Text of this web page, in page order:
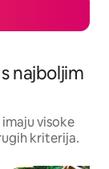
najboljim
visoke
kriterija.